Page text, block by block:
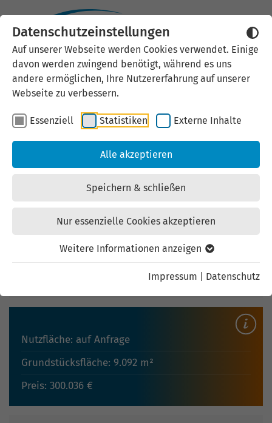
Datenschutzeinstellungen
Auf unserer Webseite werden Cookies verwendet. Einige
davon werden zwingend benötigt, während es uns
andere ermöglichen, Ihre Nutzererfahrung auf unserer
Webseite zu verbessern.
Essenziell Statistiken Externe Inhalte
Alle akzeptieren
Speichern & schließen
Nur essenzielle Cookies akzeptieren
Weitere Informationen anzeigen
Impressum Datenschutz
Gewerbegebiet
Eichrodter Weg
Kaufangebot | Gewerbe-/Industriegrundstücke |
zuletzt geändert am: 27.03.2023
Landkreis: Wartburgkreis
Flurstück: 5901/28; 5901/29; 5901/13; 5901/16
Nutzfläche: auf Anfrage
Grundstücksfläche: 9.092 m²
Preis: 300.036 €